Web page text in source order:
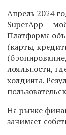
Апрель 2024
SuperApp —
Платформа
(карты,
лояльности,
холдинга.
На рынке
занимает